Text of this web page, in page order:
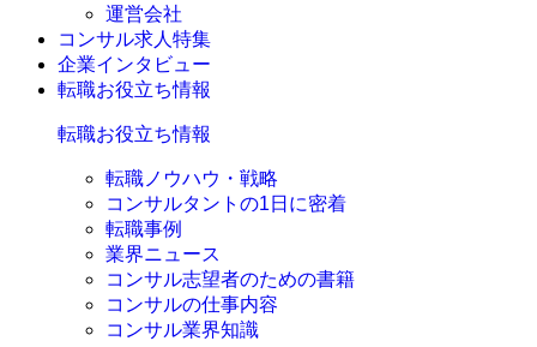
運営会社
コンサル求人特集
企業インタビュー
転職お役立ち情報
転職お役立ち情報
転職ノウハウ・戦略
コンサルタントの1日に密着
転職事例
業界ニュース
コンサル志望者のための書籍
コンサルの仕事内容
コンサル業界知識